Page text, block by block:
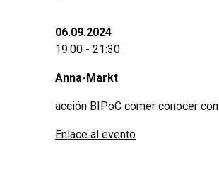
06.09.2024
19:00 - 21:30
Anna-Markt
acción BIPoC comer conocer
Enlace al evento